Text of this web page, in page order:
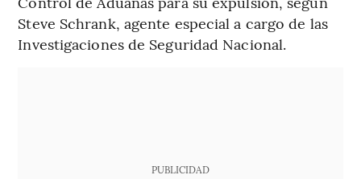
Steve Schrank, agente especial a cargo de las
Investigaciones de Seguridad Nacional.
PUBLICIDAD